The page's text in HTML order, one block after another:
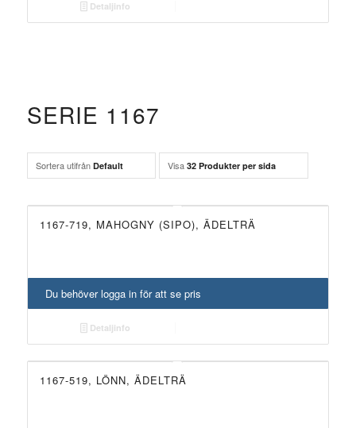
Detaljinfo
SERIE 1167
Sortera utifrån Default Visa 32 Produkter per sida
1167-719, MAHOGNY (SIPO), ÄDELTRÄ
Du behöver logga in för att se pris
Detaljinfo
1167-519, LÖNN, ÄDELTRÄ